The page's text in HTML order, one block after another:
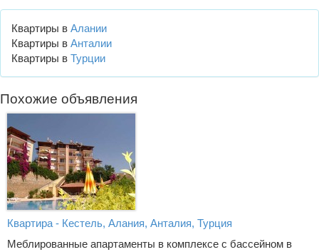
Квартиры в Алании
Квартиры в Анталии
Квартиры в Турции
Похожие объявления
Квартира - Кестель, Алания, Анталия, Турция
Меблированные апартаменты в комплексе с бассейном в